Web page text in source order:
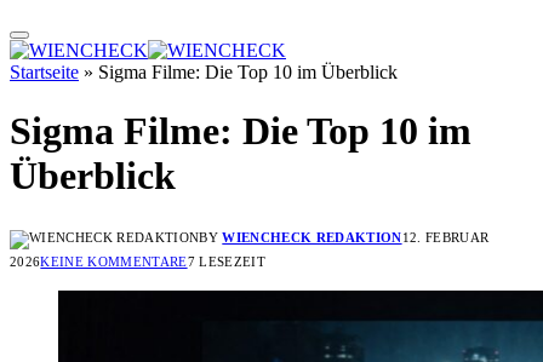
Startseite » Sigma Filme: Die Top 10 im Überblick
Sigma Filme: Die Top 10 im
Überblick
BY WIENCHECK REDAKTION12. FEBRUAR
2026KEINE KOMMENTARE7 LESEZEIT